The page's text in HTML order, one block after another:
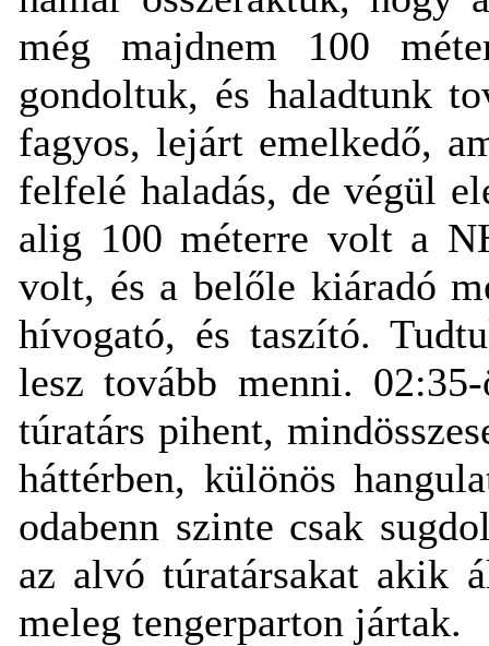
még majdnem 100
gondoltuk, és haladtunk
fagyos, lejárt emelkedő,
felfelé haladás, de végül
alig 100 méterre volt a
volt, és a belőle kiáradó
hívogató, és taszító.
lesz tovább menni.
túratárs pihent,
háttérben, különös
odabenn szinte csak
az alvó túratársakat akik
meleg tengerparton jártak.